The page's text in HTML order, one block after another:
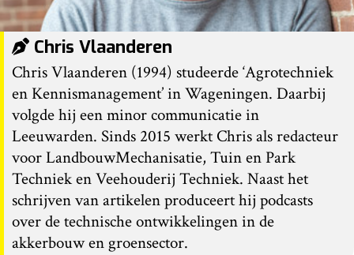
Chris Vlaanderen
Chris Vlaanderen (1994) studeerde ‘Agrotechniek
en Kennismanagement’ in Wageningen. Daarbij
volgde hij een minor communicatie in
Leeuwarden. Sinds 2015 werkt Chris als redacteur
voor LandbouwMechanisatie, Tuin en Park
Techniek en Veehouderij Techniek. Naast het
schrijven van artikelen produceert hij podcasts
over de technische ontwikkelingen in de
akkerbouw en groensector.